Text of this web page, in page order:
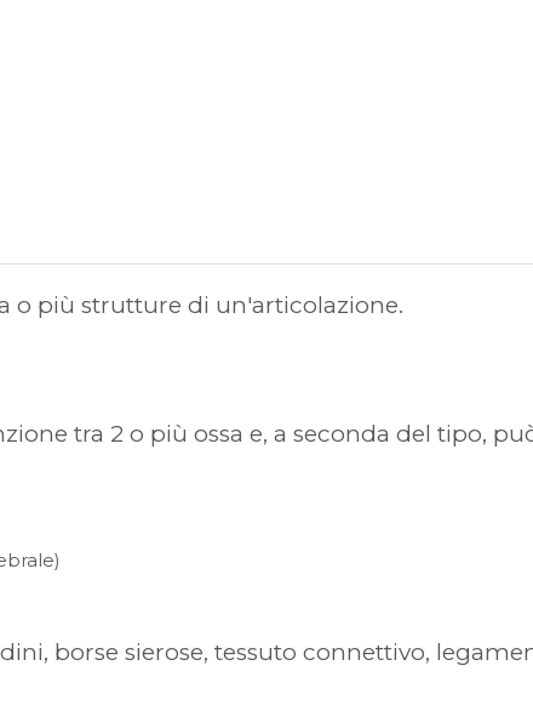
o più strutture di un'articolazione.
tra 2 o più ossa e, a seconda del tipo,
borse sierose, tessuto connettivo,